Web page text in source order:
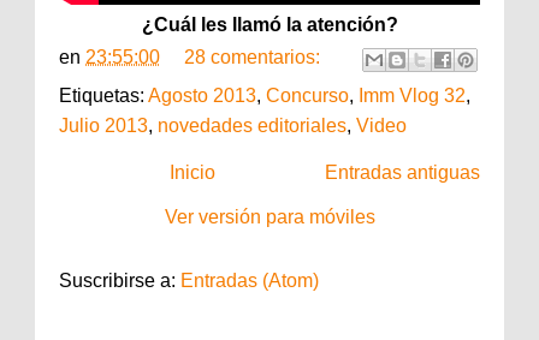
¿Cuál les llamó la atención?
en 23:55:00
28 comentarios:
Etiquetas: Agosto 2013, Concurso, Imm Vlog 32,
Julio 2013, novedades editoriales, Video
Entradas antiguas
Inicio
Ver versión para móviles
Suscribirse a: Entradas (Atom)